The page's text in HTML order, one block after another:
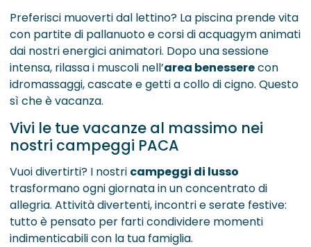
Preferisci muoverti dal lettino? La piscina prende vita
con partite di pallanuoto e corsi di acquagym animati
dai nostri energici animatori. Dopo una sessione
intensa, rilassa i muscoli nell’area benesserecon
idromassaggi, cascate e getti a collo di cigno. Questo
sì che è vacanza.
Vivi le tue vacanze al massimo nei
nostri campeggi PACA
Vuoi divertirti? I nostri campeggi di lusso
trasformano ogni giornata in un concentrato di
allegria. Attività divertenti, incontri e serate festive:
tutto è pensato per farti condividere momenti
indimenticabili con la tua famiglia.